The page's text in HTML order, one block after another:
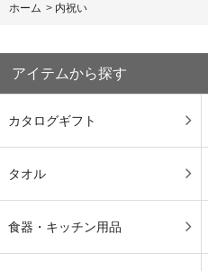
ホーム > 内祝い
アイテムから探す
カタログギフト
タオル
食器・キッチン用品